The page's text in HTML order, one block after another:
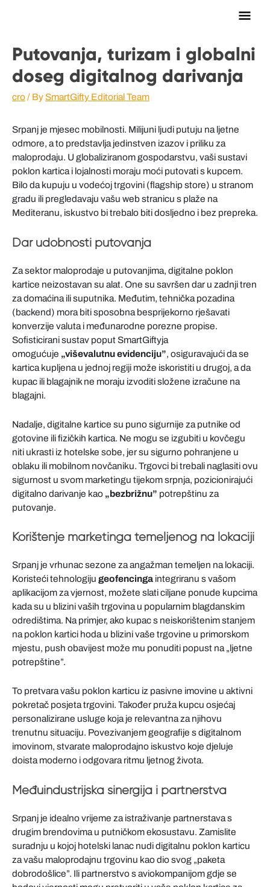
Main
Putovanja, turizam i globalni
doseg digitalnog darivanja
cro/ BySmartGifty Editorial Team
Srpanj je mjesec mobilnosti. Milijuni ljudi putuju na ljetne
odmore, a to predstavlja jedinstven izazov i priliku za
maloprodaju. U globaliziranom gospodarstvu, vaši sustavi
poklon kartica i lojalnosti moraju moći putovati s kupcem.
Bilo da kupuju u vodećoj trgovini (flagship store) u stranom
gradu ili pregledavaju vašu web stranicu s plaže na
Mediteranu, iskustvo bi trebalo biti dosljedno i bez prepreka.
Dar udobnosti putovanja
Za sektor maloprodaje u putovanjima, digitalne poklon
kartice neizostavan su alat. One su savršen dar u zadnji tren
za domaćina ili suputnika. Međutim, tehnička pozadina
(backend) mora biti sposobna besprijekorno rješavati
konverzije valuta i međunarodne porezne propise.
Sofisticirani sustav poput SmartGiftyja
omogućuje „viševalutnu evidenciju”, osiguravajući da se
kartica kupljena u jednoj regiji može iskoristiti u drugoj, a da
kupac ili blagajnik ne moraju izvoditi složene izračune na
blagajni.
Nadalje, digitalne kartice su puno sigurnije za putnike od
gotovine ili fizičkih kartica. Ne mogu se izgubiti u kovčegu
niti ukrasti iz hotelske sobe, jer su sigurno pohranjene u
oblaku ili mobilnom novčaniku. Trgovci bi trebali naglasiti ovu
sigurnost u svom marketingu tijekom srpnja, pozicionirajući
digitalno darivanje kao „bezbrižnu” potrepštinu za
putovanje.
Korištenje marketinga temeljenog na lokaciji
Srpanj je vrhunac sezone za angažman temeljen na lokaciji.
Koristeći tehnologiju geofencinga integriranu s vašom
aplikacijom za vjernost, možete slati ciljane ponude kupcima
kada su u blizini vaših trgovina u popularnim blagdanskim
odredištima. Na primjer, ako kupac s neiskorištenim stanjem
na poklon kartici hoda u blizini vaše trgovine u primorskom
mjestu, push obavijest može mu ponuditi popust na „ljetne
potrepštine”.
To pretvara vašu poklon karticu iz pasivne imovine u aktivni
pokretač posjeta trgovini. Također pruža kupcu osjećaj
personalizirane usluge koja je relevantna za njihovu
trenutnu situaciju. Povezivanjem geografije s digitalnom
imovinom, stvarate maloprodajno iskustvo koje djeluje
doista moderno i odgovara ritmu ljetnog života.
Međuindustrijska sinergija i partnerstva
Srpanj je idealno vrijeme za istraživanje partnerstava s
drugim brendovima u putničkom ekosustavu. Zamislite
suradnju u kojoj hotelski lanac nudi digitalnu poklon karticu
za vašu maloprodajnu trgovinu kao dio svog „paketa
dobrodošlice”. Ili partnerstvo s aviokompanijom gdje se